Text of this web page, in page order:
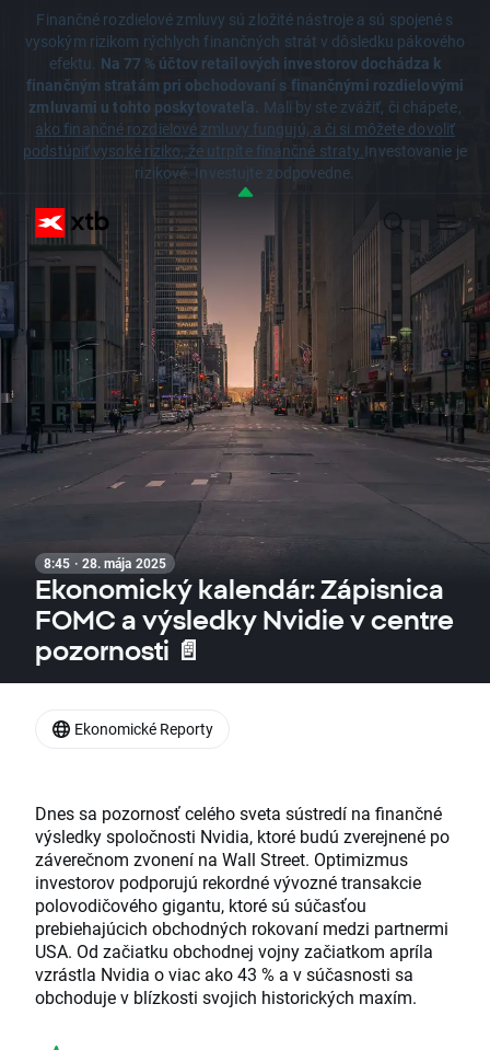
Finančné rozdielové zmluvy sú zložité nástroje a sú spojené s
vysokým rizikom rýchlych finančných strát v dôsledku pákového
efektu. Na 77 % účtov retailových investorov dochádza k
finančným stratám pri obchodovaní s finančnými rozdielovými
zmluvami u tohto poskytovateľa. Mali by ste zvážiť, či chápete,
ako finančné rozdielové zmluvy fungujú, a či si môžete dovoliť
podstúpiť vysoké riziko, že utrpíte finančné straty.Investovanie je
rizikové. Investujte zodpovedne.
8:45 · 28. mája 2025
Ekonomický kalendár: Zápisnica
FOMC a výsledky Nvidie v centre
pozornosti 📄
Dnes sa pozornosť celého sveta sústredí na finančné
výsledky spoločnosti Nvidia, ktoré budú zverejnené po
záverečnom zvonení na Wall Street. Optimizmus
investorov podporujú rekordné vývozné transakcie
polovodičového gigantu, ktoré sú súčasťou
prebiehajúcich obchodných rokovaní medzi partnermi
USA. Od začiatku obchodnej vojny začiatkom apríla
vzrástla Nvidia o viac ako 43 % a v súčasnosti sa
obchoduje v blízkosti svojich historických maxím.
Ekonomické Reporty